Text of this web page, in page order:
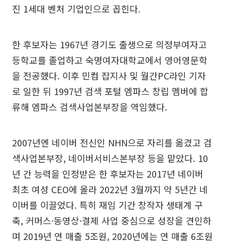
진 1세대 벤처 기업인으로 꼽힌다.
한 후보자는 1967년 경기도 출생으로 의정부여자고
등학교를 졸업하고 숙명여자대학교에서 영어영문학
을 전공했다. 이후 민컴 잡지사 및 월간PC라인 기자
로 일한 뒤 1997년 검색 포털 엠파스 창립 멤버에 합
류해 엠파스 검색사업본부장을 역임했다.
2007년엔 네이버 전신인 NHN으로 자리를 옮겼고 검
색사업본부장, 네이버서비스본부장 등을 맡았다. 10
년 간 능력을 인정받은 한 후보자는 2017년 네이버
최초 여성 CEO에 올라 2022년 3월까지 약 5년간 네
이버를 이끌었다. 특히 재임 기간 창작자 생태계 구
축, 커머스·동영상·결제 사업 중심으로 성장을 견인하
며 2019년 연 매출 5조원, 2020년에는 연 매출 6조원